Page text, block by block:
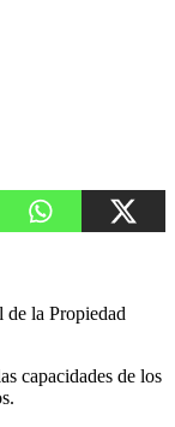
la Propiedad
capacidades de los